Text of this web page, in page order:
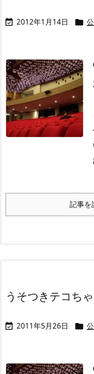
 2012年1月14日 
記事を
うそつきテコち
 2011年5月26日 